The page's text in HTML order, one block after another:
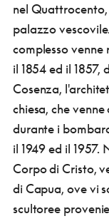
nel
palazzo
complesso
il 1854 ed il
Cosenza,
chiesa, che
durante i
il 1949 ed il
Corpo di Cristo,
di Capua, ove vi
scultoree